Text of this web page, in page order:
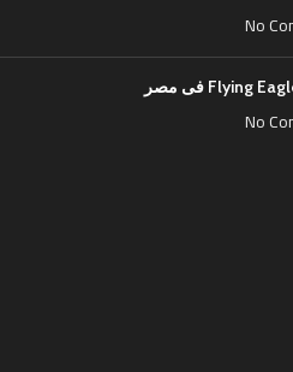
No
No